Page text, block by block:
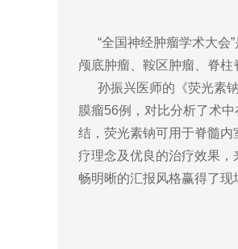
“全国神经肿瘤学术大会”
颅底肿瘤、鞍区肿瘤、脊
孙振兴医师的《荧光素钠
膜瘤56例，对比分析了术
结，荧光素钠可用于脊髓
疗理念及优良的治疗效果
畅明晰的汇报风格赢得了现